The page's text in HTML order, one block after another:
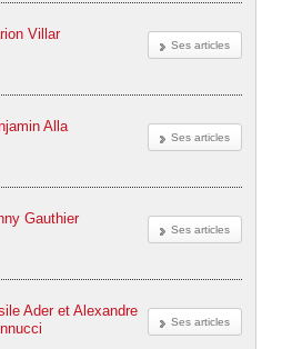
Ses articles
Villar
Ses articles
Alla
Ses articles
Gauthier
Ses articles
Ader et Alexandre